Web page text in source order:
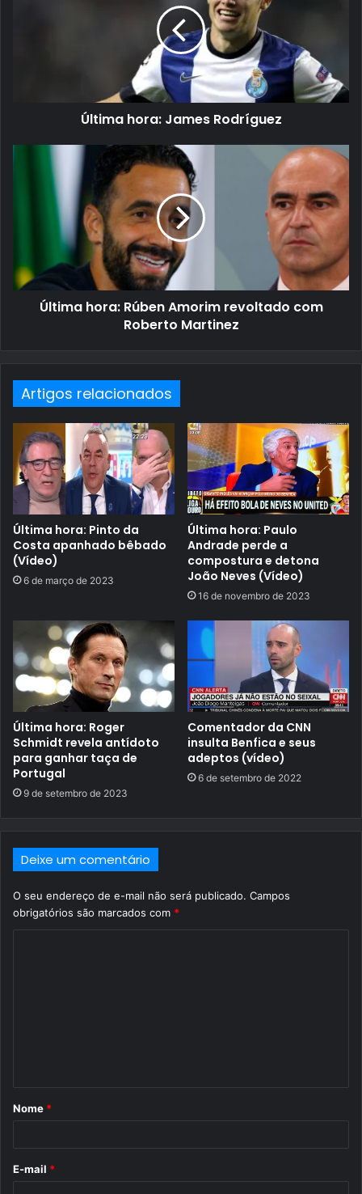
Última hora: James Rodríguez
Última hora: Rúben Amorim revoltado com
Roberto Martinez
Artigos relacionados
Última hora: Pinto da
Costa apanhado bêbado
(Vídeo)
6 de março de 2023
Última hora: Paulo
Andrade perde a
compostura e detona
João Neves (Vídeo)
16 de novembro de 2023
Última hora: Roger
Schmidt revela antídoto
para ganhar taça de
Portugal
9 de setembro de 2023
Comentador da CNN
insulta Benfica e seus
adeptos (vídeo)
6 de setembro de 2022
Deixe um comentário
O seu endereço de e-mail não será publicado. Campos
obrigatórios são marcados com *
r
Nome *
E-mail *